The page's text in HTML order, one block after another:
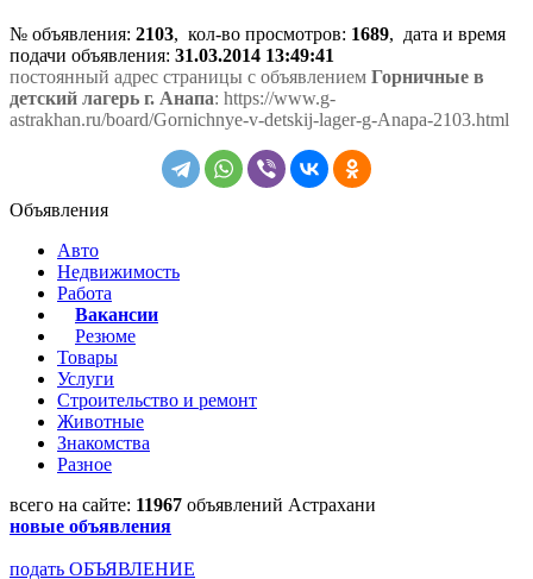
№ объявления: 2103, кол-во просмотров: 1689, дата и время
подачи объявления: 31.03.2014 13:49:41
постоянный адрес страницы с объявлением Горничные в
детский лагерь г. Анапа: https://www.g-
astrakhan.ru/board/Gornichnye-v-detskij-lager-g-Anapa-2103.html
Объявления
Авто
Недвижимость
Работа
Вакансии
Резюме
Товары
Услуги
Строительство и ремонт
Животные
Знакомства
Разное
всего на сайте: 11967 объявлений Астрахани
новые объявления
подать ОБЪЯВЛЕНИЕ